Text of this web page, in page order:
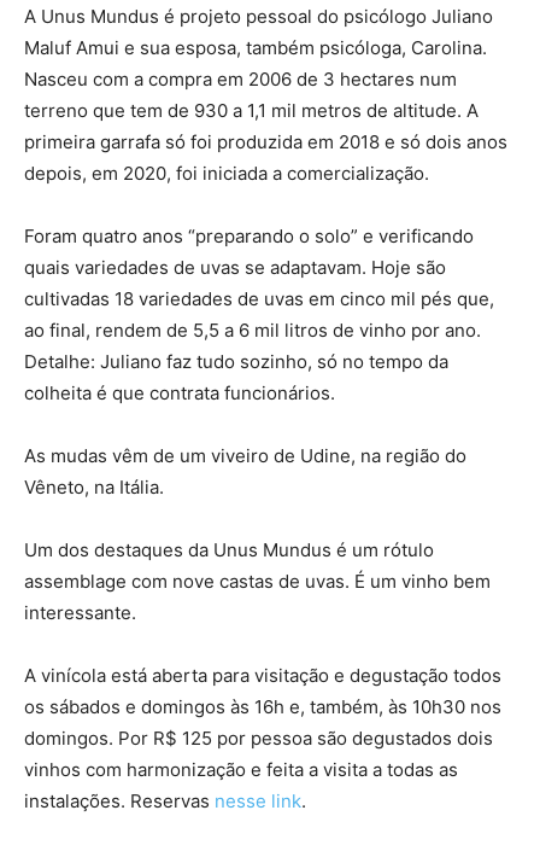
A Unus Mundus é projeto pessoal do psicólogo Juliano
Maluf Amui e sua esposa, também psicóloga, Carolina.
Nasceu com a compra em 2006 de 3 hectares num
terreno que tem de 930 a 1,1 mil metros de altitude. A
primeira garrafa só foi produzida em 2018 e só dois anos
depois, em 2020, foi iniciada a comercialização.
Foram quatro anos “preparando o solo” e verificando
quais variedades de uvas se adaptavam. Hoje são
cultivadas 18 variedades de uvas em cinco mil pés que,
ao final, rendem de 5,5 a 6 mil litros de vinho por ano.
Detalhe: Juliano faz tudo sozinho, só no tempo da
colheita é que contrata funcionários.
As mudas vêm de um viveiro de Udine, na região do
Vêneto, na Itália.
Um dos destaques da Unus Mundus é um rótulo
assemblage com nove castas de uvas. É um vinho bem
interessante.
A vinícola está aberta para visitação e degustação todos
os sábados e domingos às 16h e, também, às 10h30 nos
domingos. Por R$ 125 por pessoa são degustados dois
vinhos com harmonização e feita a visita a todas as
instalações. Reservas nesse link.